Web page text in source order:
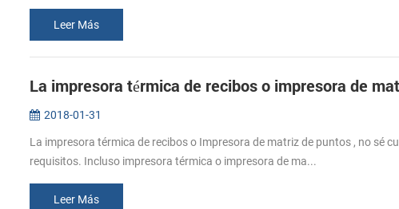
Leer Más
La impresora térmica de recibos o impresora de
2018-01-31
La impresora térmica de recibos o Impresora de matriz de puntos , no sé
requisitos. Incluso impresora térmica o impresora de ma...
Leer Más